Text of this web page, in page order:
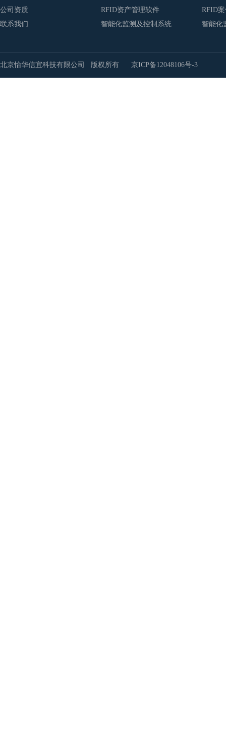
公司资质
联系我们
RFID资产管理软件
智能化监测及控制系统
RFID
智能化
北京怡华信宜科技有限公司 版权所有 京ICP备12048106号-3